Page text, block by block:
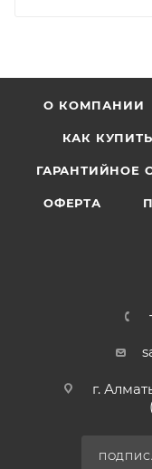
О КОМПАНИИ
КАК КУПИТЬ
ГАРАНТИЙНОЕ
ОФЕРТА
г.